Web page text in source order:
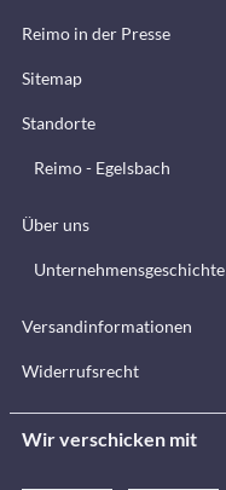
Reimo in der Presse
Sitemap
Standorte
Reimo - Egelsbach
Über uns
Unternehmensgeschichte
Versandinformationen
Widerrufsrecht
Wir verschicken mit